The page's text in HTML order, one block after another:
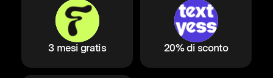
3 mesi gratis 20% di sconto